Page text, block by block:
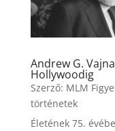
Andrew G.
Hollywoodig
Szerző: MLM
történetek
Életének 75.